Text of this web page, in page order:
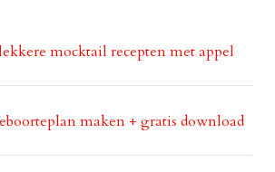
mocktail recepten met appel
maken + gratis download